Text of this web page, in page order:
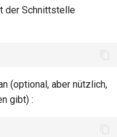
der Schnittstelle
(optional, aber nützlich,
gibt) :